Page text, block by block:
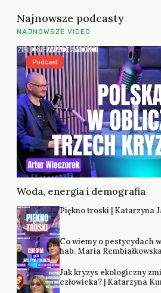
Najnowsze podcasty
NAJNOWSZE VIDEO
Woda, energia i demografia
Podcast
Piękno troski | Katarzyna
Co wiemy o pestycydach
hab. Maria
Jak kryzys ekologiczny
człowieka? | Katarzyna